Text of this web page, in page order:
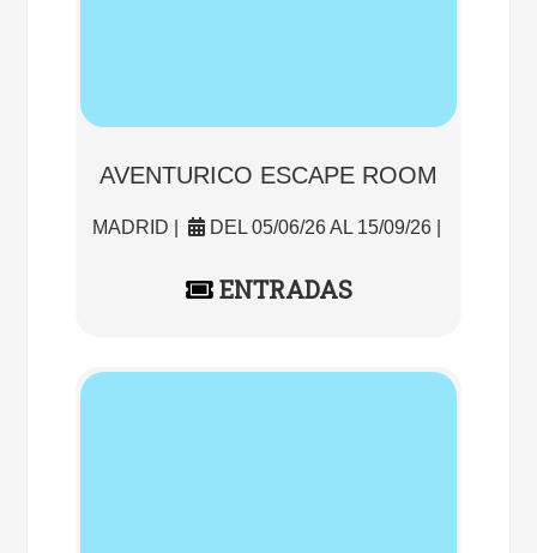
AVENTURICO ESCAPE ROOM
MADRID | DEL 05/06/26 AL 15/09/26 |
ENTRADAS